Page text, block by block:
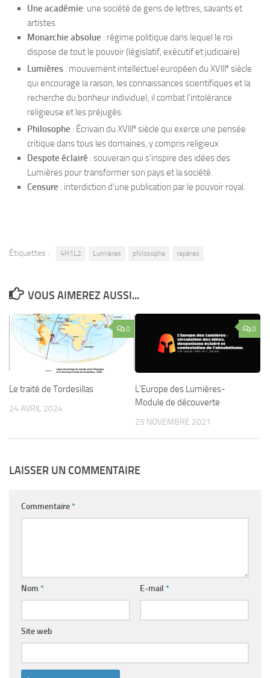
Une académie: une société de gens de lettres, savants et
artistes
Monarchie absolue : régime politique dans lequel le roi
dispose de tout le pouvoir (législatif, exécutif et judiciaire)
Lumières : mouvement intellectuel européen du XVllle siècle
qui encourage la raison, les connaissances scientifiques et la
recherche du bonheur individuel; il combat l’intolérance
religieuse et les préjugés.
Philosophe : Écrivain du XVllle siècle qui exerce une pensée
critique dans tous les domaines, y compris religieux
Despote éclairé : souverain qui s’inspire des idées des
Lumières pour transformer son pays et la société.
Censure : interdiction d’une publication par le pouvoir royal.
Étiquettes : 4H1L2 Lumières philosophe repères
VOUS AIMEREZ AUSSI...
0
Le traité de Tordesillas
24 AVRIL 2024
0
L’Europe des Lumières-
Module de découverte
25 NOVEMBRE 2021
LAISSER UN COMMENTAIRE
Commentaire*
Nom * E-mail *
Site web